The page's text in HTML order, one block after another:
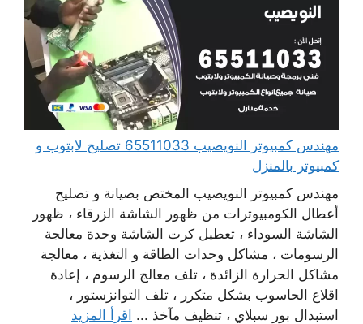
مهندس كمبيوتر النويصيب 65511033 تصليح لابتوب و
كمبيوتر بالمنزل
مهندس كمبيوتر النويصيب المختص بصيانة و تصليح
أعطال الكومبيوترات من ظهور الشاشة الزرقاء ، ظهور
الشاشة السوداء ، تعطيل كرت الشاشة وحدة معالجة
الرسومات ، مشاكل وحدات الطاقة و التغذية ، معالجة
مشاكل الحرارة الزائدة ، تلف معالج الرسوم ، إعادة
اقلاع الحاسوب بشكل متكرر ، تلف التوانزستور ،
استبدال بور سبلاي ، تنظيف مآخذ ... اقرأ المزيد